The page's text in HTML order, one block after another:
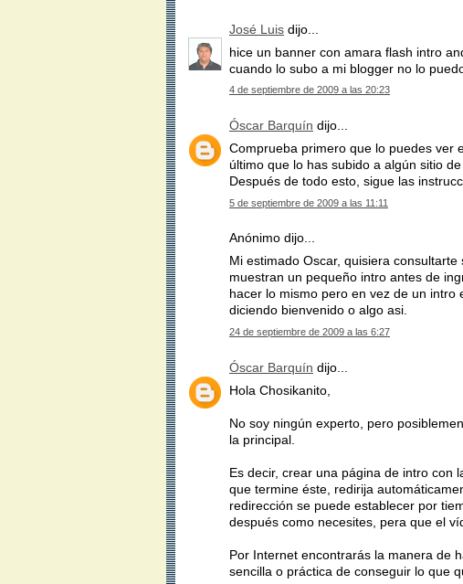
José Luis dijo...
hice un banner con amara flash intro
cuando lo subo a mi blogger no lo
4 de septiembre de 2009 a las 20:23
Óscar Barquín dijo...
Comprueba primero que lo puedes ver
último que lo has subido a algún sitio
Después de todo esto, sigue las
5 de septiembre de 2009 a las 11:11
Anónimo dijo...
Mi estimado Oscar, quisiera
muestran un pequeño intro antes de
hacer lo mismo pero en vez de un
diciendo bienvenido o algo asi.
24 de septiembre de 2009 a las 6:27
Óscar Barquín dijo...
Hola Chosikanito,
No soy ningún experto, pero
la principal.
Es decir, crear una página de intro con
que termine éste, redirija
redirección se puede establecer por
después como necesites, pera que el
Por Internet encontrarás la manera de
sencilla o práctica de conseguir lo que